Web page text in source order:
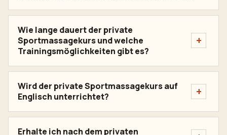
Wie lange dauert der private
Sportmassagekurs und welche
Trainingsmöglichkeiten gibt es?
Wird der private Sportmassagekurs auf
Englisch unterrichtet?
Erhalte ich nach dem privaten